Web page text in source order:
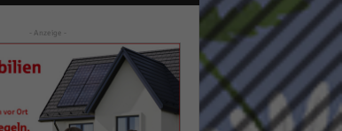
- Anzeige -